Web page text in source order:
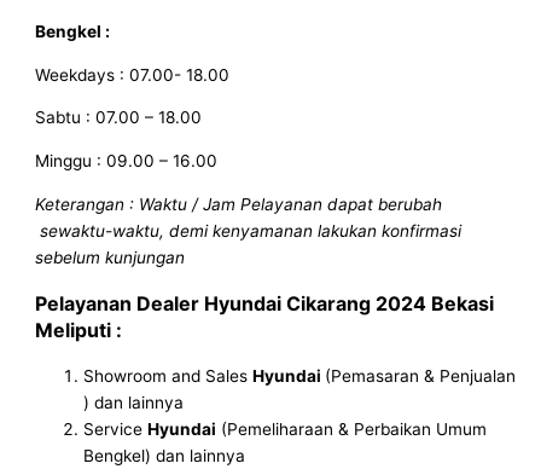
Bengkel :
Weekdays : 07.00- 18.00
Sabtu : 07.00 – 18.00
Minggu : 09.00 – 16.00
Keterangan : Waktu / Jam Pelayanan dapat berubah
sewaktu-waktu, demi kenyamanan lakukan konfirmasi
sebelum kunjungan
Pelayanan Dealer Hyundai Cikarang 2024 Bekasi
Meliputi :
Showroom and SalesHyundai (Pemasaran & Penjualan
) dan lainnya
ServiceHyundai (Pemeliharaan & Perbaikan Umum
Bengkel) dan lainnya